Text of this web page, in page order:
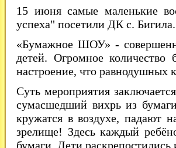
15 июня самые маленькие
успеха" посетили ДК с. Бигила.
«Бумажное ШОУ» -
детей. Огромное
настроение, что равнодушных
Суть мероприятия
сумасшедший вихрь из
кружатся в воздухе, падают
зрелище! Здесь каждый
бумаги. Дети